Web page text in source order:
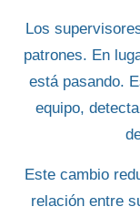
Los
patrones. En
está pasando.
equipo,
Este cambio
relación entre